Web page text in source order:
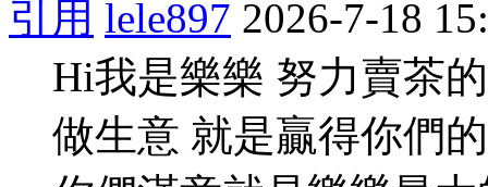
引用 lele897 2026-7-18
Hi我是樂樂 努力賣茶
做生意 就是贏得你們